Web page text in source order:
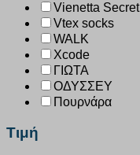
Vienetta Secret
Vtex socks
WALK
Xcode
ΓΙΩΤΑ
ΟΔΥΣΣΕΥ
Πουρνάρα
Τιμή